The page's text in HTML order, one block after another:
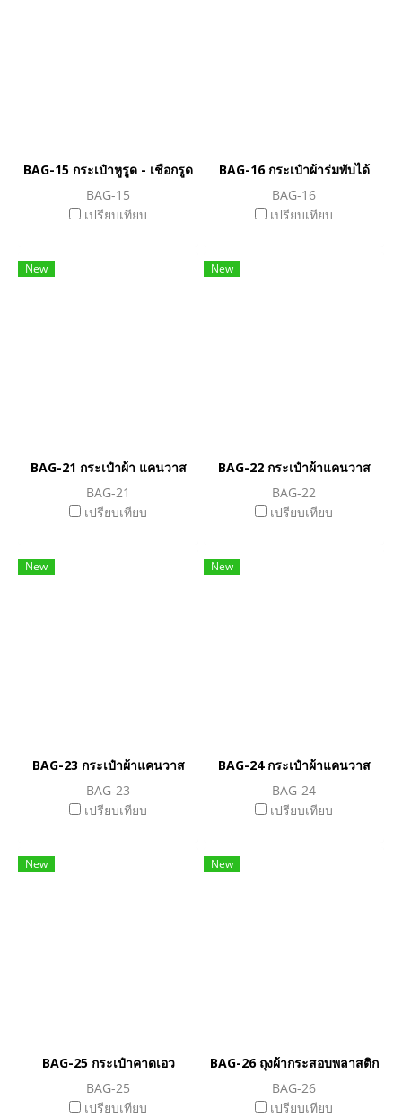
BAG-15 กระเป๋าหูรูด - เชือกรูด
BAG-15
เปรียบเทียบ
BAG-16 กระเป๋าผ้าร่มพับได้
BAG-16
เปรียบเทียบ
New
BAG-21 กระเป๋าผ้า แคนวาส
BAG-21
เปรียบเทียบ
New
BAG-22 กระเป๋าผ้าแคนวาส
BAG-22
เปรียบเทียบ
New
BAG-23 กระเป๋าผ้าแคนวาส
BAG-23
เปรียบเทียบ
New
BAG-24 กระเป๋าผ้าแคนวาส
BAG-24
เปรียบเทียบ
New
BAG-25 กระเป๋าคาดเอว
BAG-25
เปรียบเทียบ
New
BAG-26 ถุงผ้ากระสอบพลาสติก
BAG-26
เปรียบเทียบ